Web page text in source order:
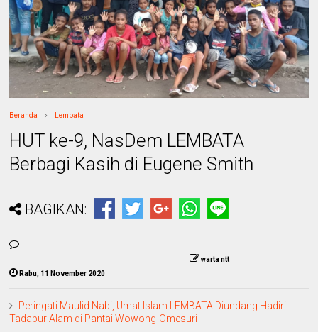
Beranda Lembata
HUT ke-9, NasDem LEMBATA
Berbagi Kasih di Eugene Smith
BAGIKAN:
warta ntt
Rabu, 11 November 2020
Peringati Maulid Nabi, Umat Islam LEMBATA Diundang Hadiri
Tadabur Alam di Pantai Wowong-Omesuri